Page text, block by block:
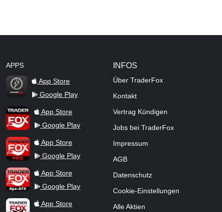
APPS
TraderFox Flash
App Store
Google Play
TraderFox AppApp Store
Google Play
TraderFox ProApp Store
Google Play
TraderFox dpa-AFX ProFeed
App Store
Google Play
TraderFox Live Trading
App Store
INFOS
Über TraderFox
Kontakt
Vertrag Kündigen
Jobs bei TraderFox
Impressum
AGB
Datenschutz
Cookie-Einstellungen
Alle Aktien